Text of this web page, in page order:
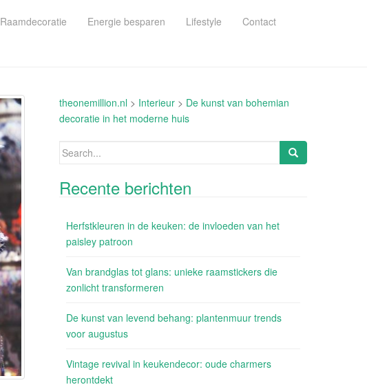
Raamdecoratie Energie besparen Lifestyle Contact
theonemillion.nl > Interieur > De kunst van bohemian
decoratie in het moderne huis
Search
Recente berichten
Herfstkleuren in de keuken: de invloeden van het
paisley patroon
Van brandglas tot glans: unieke raamstickers die
zonlicht transformeren
De kunst van levend behang: plantenmuur trends
voor augustus
Vintage revival in keukendecor: oude charmers
herontdekt